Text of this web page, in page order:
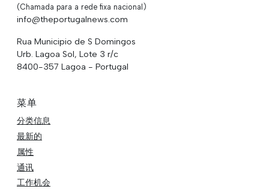
(Chamada para a rede fixa nacional)
info@theportugalnews.com
Rua Municipio de S Domingos
Urb. Lagoa Sol, Lote 3 r/c
8400-357 Lagoa - Portugal
菜单
分类信息
最新的
属性
通讯
工作机会